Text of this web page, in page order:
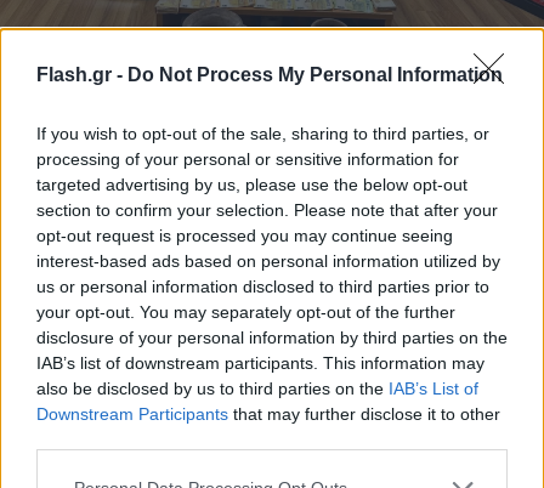
Flash.gr - Do Not Process My Personal Information
If you wish to opt-out of the sale, sharing to third parties, or
processing of your personal or sensitive information for
targeted advertising by us, please use the below opt-out
section to confirm your selection. Please note that after your
opt-out request is processed you may continue seeing
interest-based ads based on personal information utilized by
us or personal information disclosed to third parties prior to
your opt-out. You may separately opt-out of the further
disclosure of your personal information by third parties on the
IAB’s list of downstream participants. This information may
also be disclosed by us to third parties on the IAB’s List of
Downstream Participants that may further disclose it to other
Please note that this website/app uses one or more Google
Φωτ.: ΕΛΑΣ